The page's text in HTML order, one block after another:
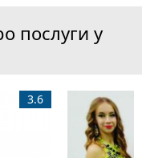
послуги у
3.6